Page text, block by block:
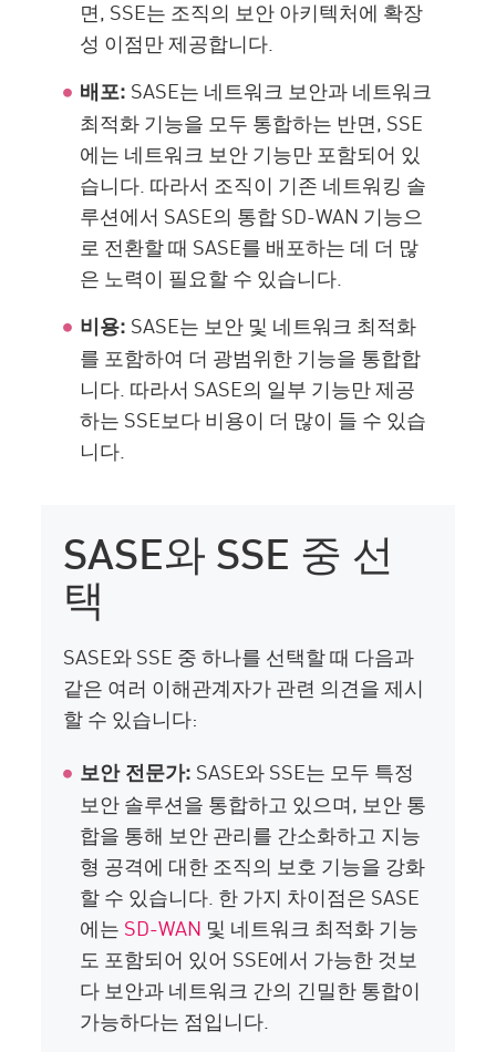
면, SSE는 조직의 보안 아키텍처에 확장
성 이점만 제공합니다.
배포: SASE는 네트워크 보안과 네트워크
최적화 기능을 모두 통합하는 반면, SSE
에는 네트워크 보안 기능만 포함되어 있
습니다. 따라서 조직이 기존 네트워킹 솔
루션에서 SASE의 통합 SD-WAN 기능으
로 전환할 때 SASE를 배포하는 데 더 많
은 노력이 필요할 수 있습니다.
비용: SASE는 보안 및 네트워크 최적화
를 포함하여 더 광범위한 기능을 통합합
니다. 따라서 SASE의 일부 기능만 제공
하는 SSE보다 비용이 더 많이 들 수 있습
니다.
SASE와 SSE 중 선
택
SASE와 SSE 중 하나를 선택할 때 다음과
같은 여러 이해관계자가 관련 의견을 제시
할 수 있습니다:
보안 전문가: SASE와 SSE는 모두 특정
보안 솔루션을 통합하고 있으며, 보안 통
합을 통해 보안 관리를 간소화하고 지능
형 공격에 대한 조직의 보호 기능을 강화
할 수 있습니다. 한 가지 차이점은 SASE
에는 SD-WAN 및 네트워크 최적화 기능
도 포함되어 있어 SSE에서 가능한 것보
다 보안과 네트워크 간의 긴밀한 통합이
가능하다는 점입니다.